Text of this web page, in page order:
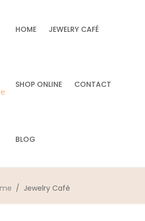
HOME JEWELRY CAFÉ
SHOP ONLINE CONTACT
BLOG
/ Jewelry Café